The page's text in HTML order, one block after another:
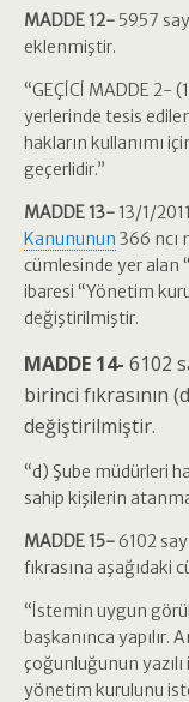
MADDE 12- 5957
eklenmiştir.
“GEÇİCİ MADDE 2-
yerlerinde tesis edilen
hakların kullanımı
geçerlidir.”
MADDE 13- 13/1/
Kanununun 366 ncı
cümlesinde yer alan
ibaresi “Yönetim
değiştirilmiştir.
MADDE 14- 6102
birinci fıkrasının
değiştirilmiştir.
“d) Şube müdürleri
sahip kişilerin
MADDE 15-6102
fıkrasına aşağıdaki
“İstemin uygun
başkanınca yapılır.
çoğunluğunun
yönetim kurulunu